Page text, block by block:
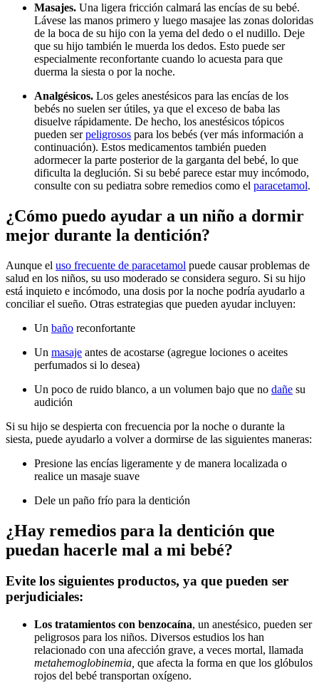
Masajes. Una ligera fricción calmará las encías de su bebé.
Lávese las manos primero y luego masajee las zonas doloridas
de la boca de su hijo con la yema del dedo o el nudillo. Deje
que su hijo también le muerda los dedos. Esto puede ser
especialmente reconfortante cuando lo acuesta para que
duerma la siesta o por la noche.
Analgésicos. Los geles anestésicos para las encías de los
bebés no suelen ser útiles, ya que el exceso de baba las
disuelve rápidamente. De hecho, los anestésicos tópicos
pueden serpeligrosos para los bebés (ver más información a
continuación). Estos medicamentos también pueden
adormecer la parte posterior de la garganta del bebé, lo que
dificulta la deglución. Si su bebé parece estar muy incómodo,
consulte con su pediatra sobre remedios como el paracetamol.
¿Cómo puedo ayudar a un niño a dormir
mejor durante la dentición?
Aunque el uso frecuente de paracetamol puede causar problemas de
salud en los niños, su uso moderado se considera seguro. Si su hijo
está inquieto e incómodo, una dosis por la noche podría ayudarlo a
conciliar el sueño. Otras estrategias que pueden ayudar incluyen:
Un baño reconfortante
Un masaje antes de acostarse (agregue lociones o aceites
perfumados si lo desea)
Un poco de ruido blanco, a un volumen bajo que no dañe su
audición
Si su hijo se despierta con frecuencia por la noche o durante la
siesta, puede ayudarlo a volver a dormirse de las siguientes maneras:
Presione las encías ligeramente y de manera localizada o
realice un masaje suave
Dele un paño frío para la dentición
¿Hay remedios para la dentición que
puedan hacerle mal a mi bebé?
Evite los siguientes productos, ya que pueden ser
perjudiciales:
Los tratamientos con benzocaína, un anestésico, pueden ser
peligrosos para los niños. Diversos estudios los han
relacionado con una afección grave, a veces mortal, llamada
metahemoglobinemia, que afecta la forma en que los glóbulos
rojos del bebé transportan oxígeno.